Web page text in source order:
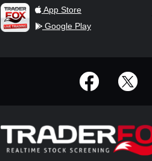
TraderFox Live Trading
App Store
Google Play
offizielle Social Media-Accounts